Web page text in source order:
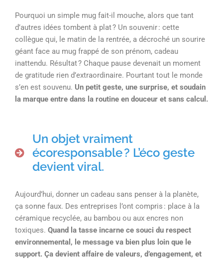
Pourquoi un simple mug fait-il mouche, alors que tant
d’autres idées tombent à plat ? Un souvenir : cette
collègue qui, le matin de la rentrée, a décroché un sourire
géant face au mug frappé de son prénom, cadeau
inattendu. Résultat ? Chaque pause devenait un moment
de gratitude rien d’extraordinaire. Pourtant tout le monde
s’en est souvenu. Un petit geste, une surprise, et soudain
la marque entre dans la routine en douceur et sans calcul.
Un objet vraiment
écoresponsable ? L’éco geste
devient viral.
Aujourd’hui, donner un cadeau sans penser à la planète,
ça sonne faux. Des entreprises l’ont compris : place à la
céramique recyclée, au bambou ou aux encres non
toxiques. Quand la tasse incarne ce souci du respect
environnemental, le message va bien plus loin que le
support. Ça devient affaire de valeurs, d’engagement, et